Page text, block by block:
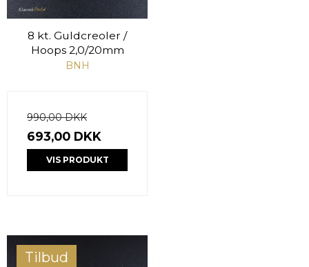
8 kt. Guldcreoler /
Hoops 2,0/20mm
BNH
990,00 DKK
693,00 DKK
VIS PRODUKT
Tilbud